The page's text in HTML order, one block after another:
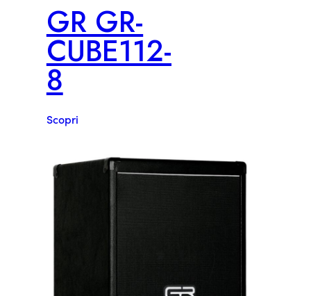
GR GR-
CUBE112-
8
Scopri